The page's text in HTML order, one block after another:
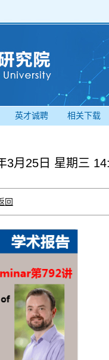
英才诚聘 相关下载
3月25日 星期三
回